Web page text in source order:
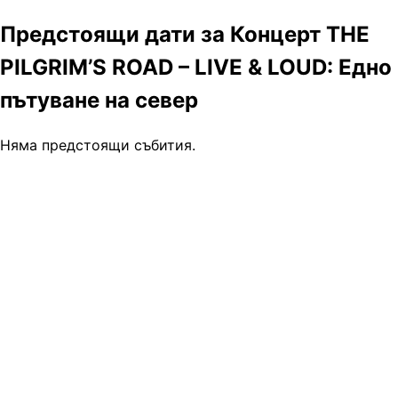
Предстоящи дати за Концерт THE
PILGRIM’S ROAD – LIVE & LOUD: Едно
пътуване на север
Няма предстоящи събития.